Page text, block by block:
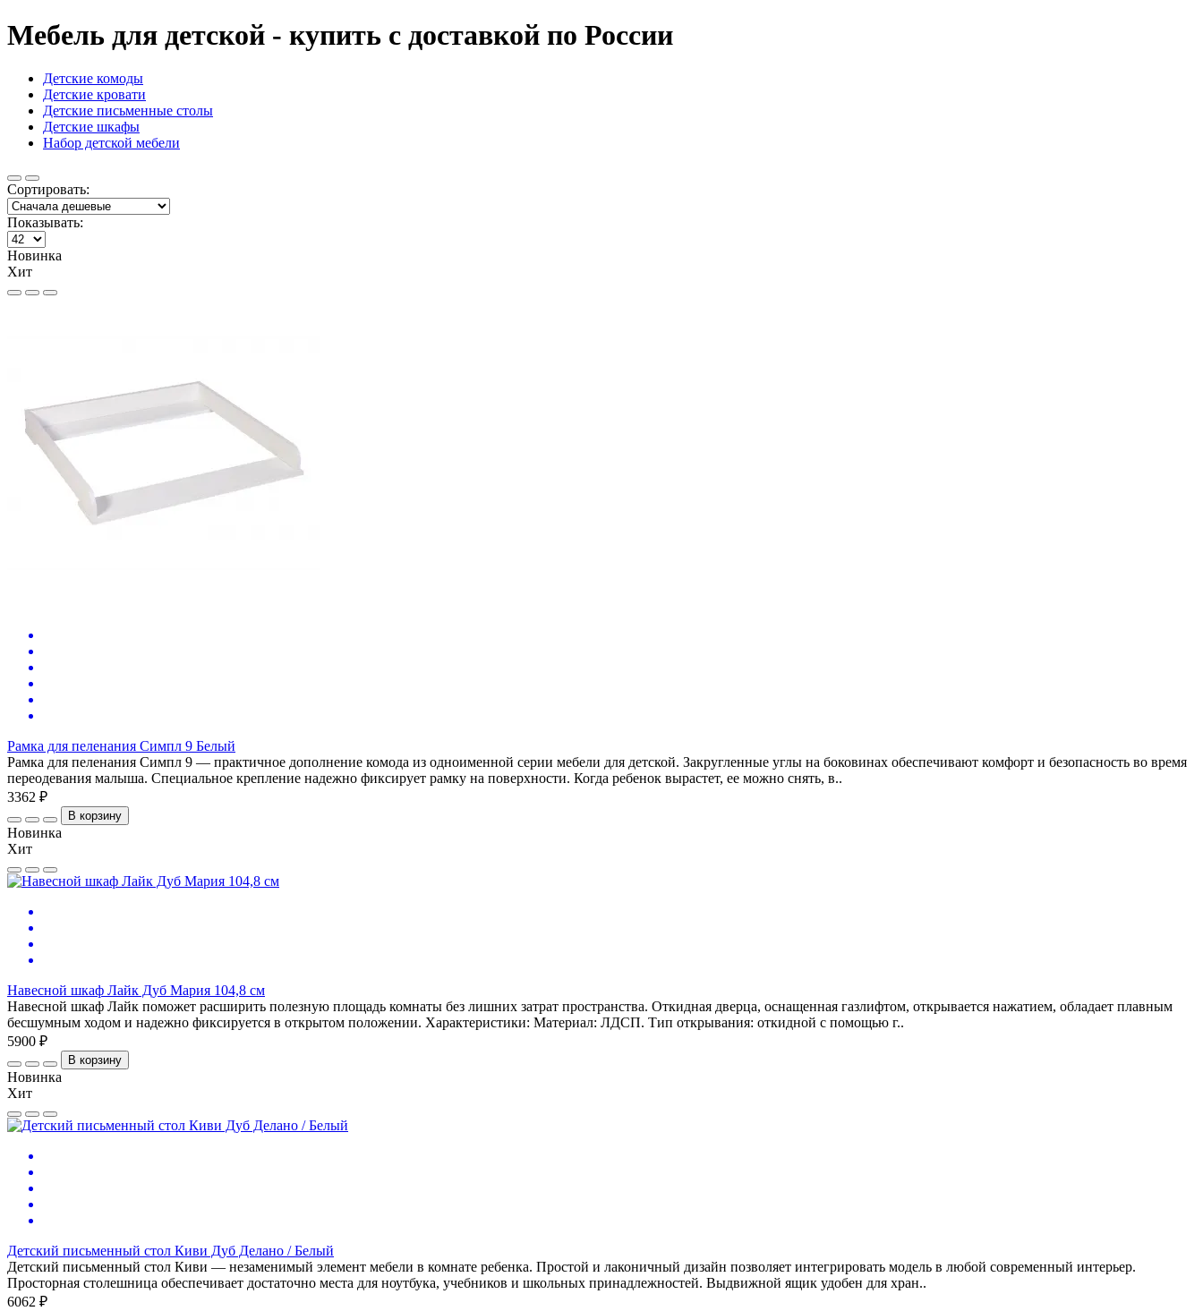
Мебель для детской - купить с доставкой по России
Детские комоды
Детские кровати
Детские письменные столы
Детские шкафы
Набор детской мебели
Сортировать:
Показывать:
Новинка
Хит
Рамка для пеленания Симпл 9 Белый
Рамка для пеленания Симпл 9 — практичное дополнение комода из одноименной серии мебели для детской. Закругленные углы на боковинах обеспечивают комфорт и безопасность во время
переодевания малыша. Специальное крепление надежно фиксирует рамку на поверхности. Когда ребенок вырастет, ее можно снять, в..
3362 ₽
В корзину
Новинка
Хит
Навесной шкаф Лайк Дуб Мария 104,8 см
Навесной шкаф Лайк поможет расширить полезную площадь комнаты без лишних затрат пространства. Откидная дверца, оснащенная газлифтом, открывается нажатием, обладает плавным
бесшумным ходом и надежно фиксируется в открытом положении. Характеристики: Материал: ЛДСП. Тип открывания: откидной с помощью г..
5900 ₽
В корзину
Новинка
Хит
Детский письменный стол Киви Дуб Делано / Белый
Детский письменный стол Киви — незаменимый элемент мебели в комнате ребенка. Простой и лаконичный дизайн позволяет интегрировать модель в любой современный интерьер.
Просторная столешница обеспечивает достаточно места для ноутбука, учебников и школьных принадлежностей. Выдвижной ящик удобен для хран..
6062 ₽